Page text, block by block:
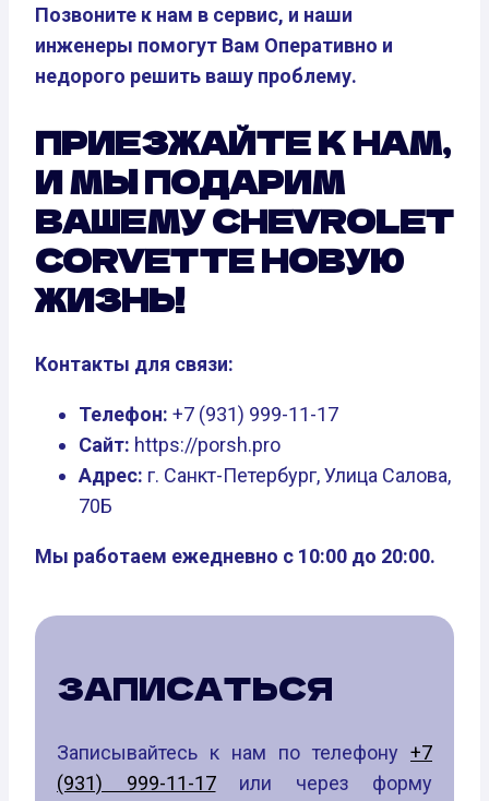
Позвоните к нам в сервис, и наши
инженеры помогут Вам Оперативно и
недорого решить вашу проблему.
ПРИЕЗЖАЙТЕ К НАМ,
И МЫ ПОДАРИМ
ВАШЕМУ CHEVROLET
CORVETTE НОВУЮ
ЖИЗНЬ!
Контакты для связи:
Телефон: +7 (931) 999-11-17
Сайт: https://porsh.pro
Адрес: г. Санкт-Петербург, Улица Салова,
70Б
Мы работаем ежедневно с 10:00 до 20:00.
ЗАПИСАТЬСЯ
Записывайтесь к нам по телефону +7
(931) 999-11-17или через форму